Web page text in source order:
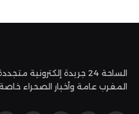
الساحة 24 جريدة
المغرب عامة وأخبار الصحراء